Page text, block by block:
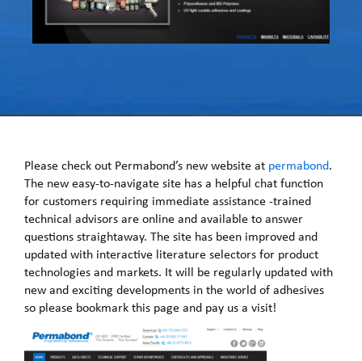
Please check out Permabond’s new website at permabond.
The new easy-to-navigate site has a helpful chat function
for customers requiring immediate assistance -trained
technical advisors are online and available to answer
questions straightaway. The site has been improved and
updated with interactive literature selectors for product
technologies and markets. It will be regularly updated with
new and exciting developments in the world of adhesives
so please bookmark this page and pay us a visit!